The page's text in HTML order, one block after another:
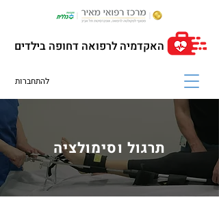
האקדמיה לרפואה דחופה בילדים
להתחברות
תרגול וסימולציה